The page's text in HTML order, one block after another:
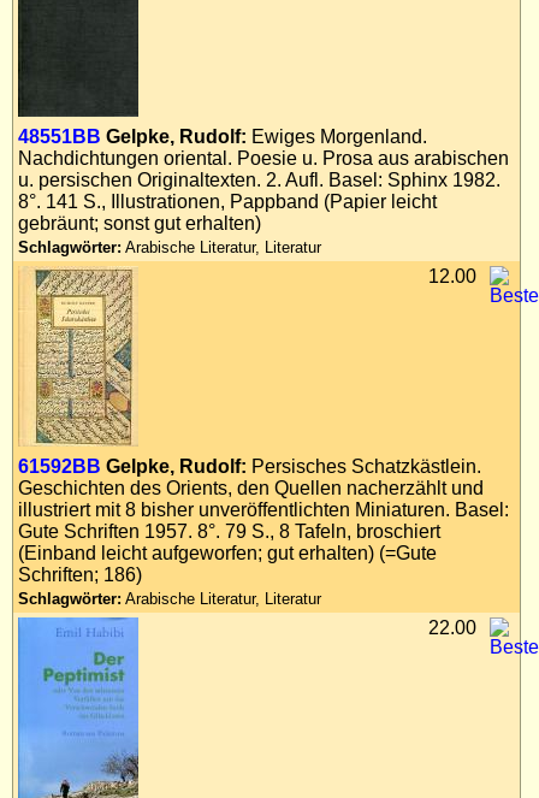
48551BB Gelpke, Rudolf: Ewiges Morgenland.
Nachdichtungen oriental. Poesie u. Prosa aus arabischen
u. persischen Originaltexten. 2. Aufl. Basel: Sphinx 1982.
8°. 141 S., Illustrationen, Pappband (Papier leicht
gebräunt; sonst gut erhalten)
Schlagwörter: Arabische Literatur, Literatur
61592BB Gelpke, Rudolf: Persisches Schatzkästlein.
Geschichten des Orients, den Quellen nacherzählt und
illustriert mit 8 bisher unveröffentlichten Miniaturen. Basel:
Gute Schriften 1957. 8°. 79 S., 8 Tafeln, broschiert
(Einband leicht aufgeworfen; gut erhalten) (=Gute
Schriften; 186)
Schlagwörter: Arabische Literatur, Literatur
12.00
22.00